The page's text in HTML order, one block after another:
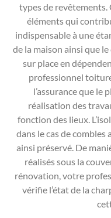
types de
éléments qui
indispensable à une
de la maison ainsi que
sur place en
professionnel
l’assurance que le
réalisation des
fonction des lieux.
dans le cas de combles
ainsi préservé. De
réalisés sous la
rénovation, votre
vérifie l’état de la